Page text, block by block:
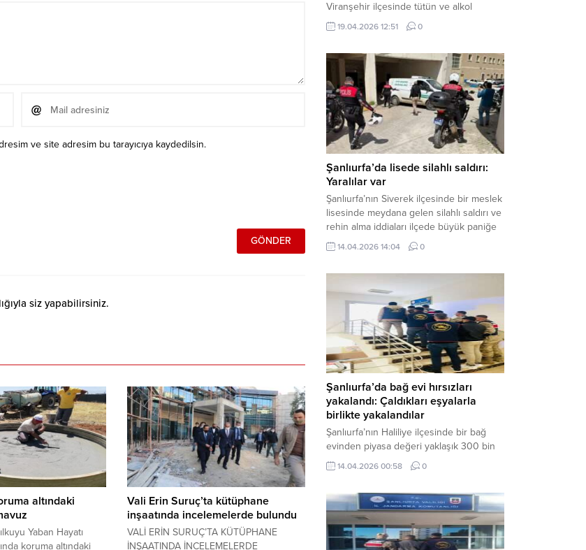
ve site adresim bu tarayıcıya kaydedilsin.
siz yapabilirsiniz.
altındaki
Yaban Hayatı
koruma altındaki
Vali Erin Suruç’ta kütüphane
inşaatında incelemelerde bulundu
VALİ ERİN SURUÇ’TA KÜTÜPHANE
İNŞAATINDA İNCELEMELERDE
Viranşehir ilçesinde tütün ve alkol
kaçakçılığına yönelik yürüttüğü kapsamlı
çalışmalar neticesinde binlerce paket
Operasyon kapsamında çok sayıda şahıs
hakkında adli süreç başlatıldı. Haber
Merkezi – Şanlıurfa Valiliği bünyesinde İl
Jandarma Komutanlığı tarafından
gerçekleştirilen “Tütün ve Alkol
Kaçakçılarına Yönelik Çalışmalar” tüm...
19.04.2026 12:51 0
Şanlıurfa’da lisede silahlı saldırı:
Yaralılar var
Şanlıurfa’nın Siverek ilçesinde bir meslek
lisesinde meydana gelen silahlı saldırı ve
rehin alma iddiaları ilçede büyük paniğe
neden oldu. Olay yerine çok sayıda özel
harekat polisi ve sağlık ekibi sevk
çalışmaları devam ediyor. Haber Merkezi
– Siverek ilçesi Hasan Çelebi
Mahallesi’nde bulunan Ahmet Koyuncu
Mesleki...
14.04.2026 14:04 0
Şanlıurfa’da bağ evi hırsızları
yakalandı: Çaldıkları eşyalarla
birlikte yakalandılar
Şanlıurfa’nın Haliliye ilçesinde bir bağ
evinden piyasa değeri yaklaşık 300 bin
TL olan eşyaları çalan şüpheliler,
jandarmanın başarılı operasyonuyla
şüpheliden 2’si tutuklanarak cezaevine
gönderildi. Haber Merkezi – Şanlıurfa İl
Jandarma Komutanlığı, “Faili Meçhul
Hırsızlık Olaylarının Aydınlatılmasına”
14.04.2026 00:58 0